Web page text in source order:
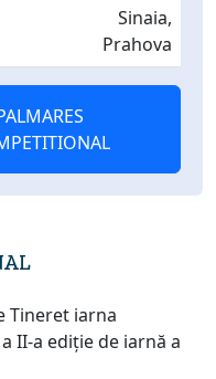
Sinaia,
Prahova
Tineret iarna
II-a ediție de iarnă a